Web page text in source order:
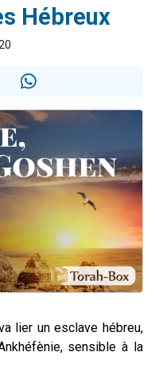
Maasser
Maasser
Hébreux
lier un esclave hébreu,
sensible à la